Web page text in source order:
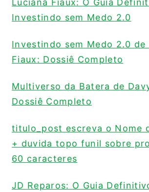
Luciana Fiaux: O Guia
Investindo sem Medo 2.0
Investindo sem Medo 2.0 de
Fiaux: Dossiê Completo
Multiverso da Batera de
Dossiê Completo
titulo_post escreva o Nome
+ duvida topo funil sobre
60 caracteres
JD Reparos: O Guia